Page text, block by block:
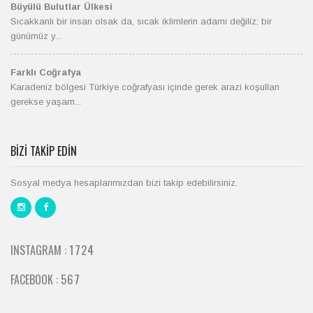
Büyülü Bulutlar Ülkesi
Sıcakkanlı bir insan olsak da, sıcak iklimlerin adamı değiliz; bir
günümüz y...
Farklı Coğrafya
Karadeniz bölgesi Türkiye coğrafyası içinde gerek arazi koşulları
gerekse yaşam...
BIZI TAKIP EDIN
Sosyal medya hesaplarımızdan bizi takip edebilirsiniz.
INSTAGRAM :1950
FACEBOOK : 640